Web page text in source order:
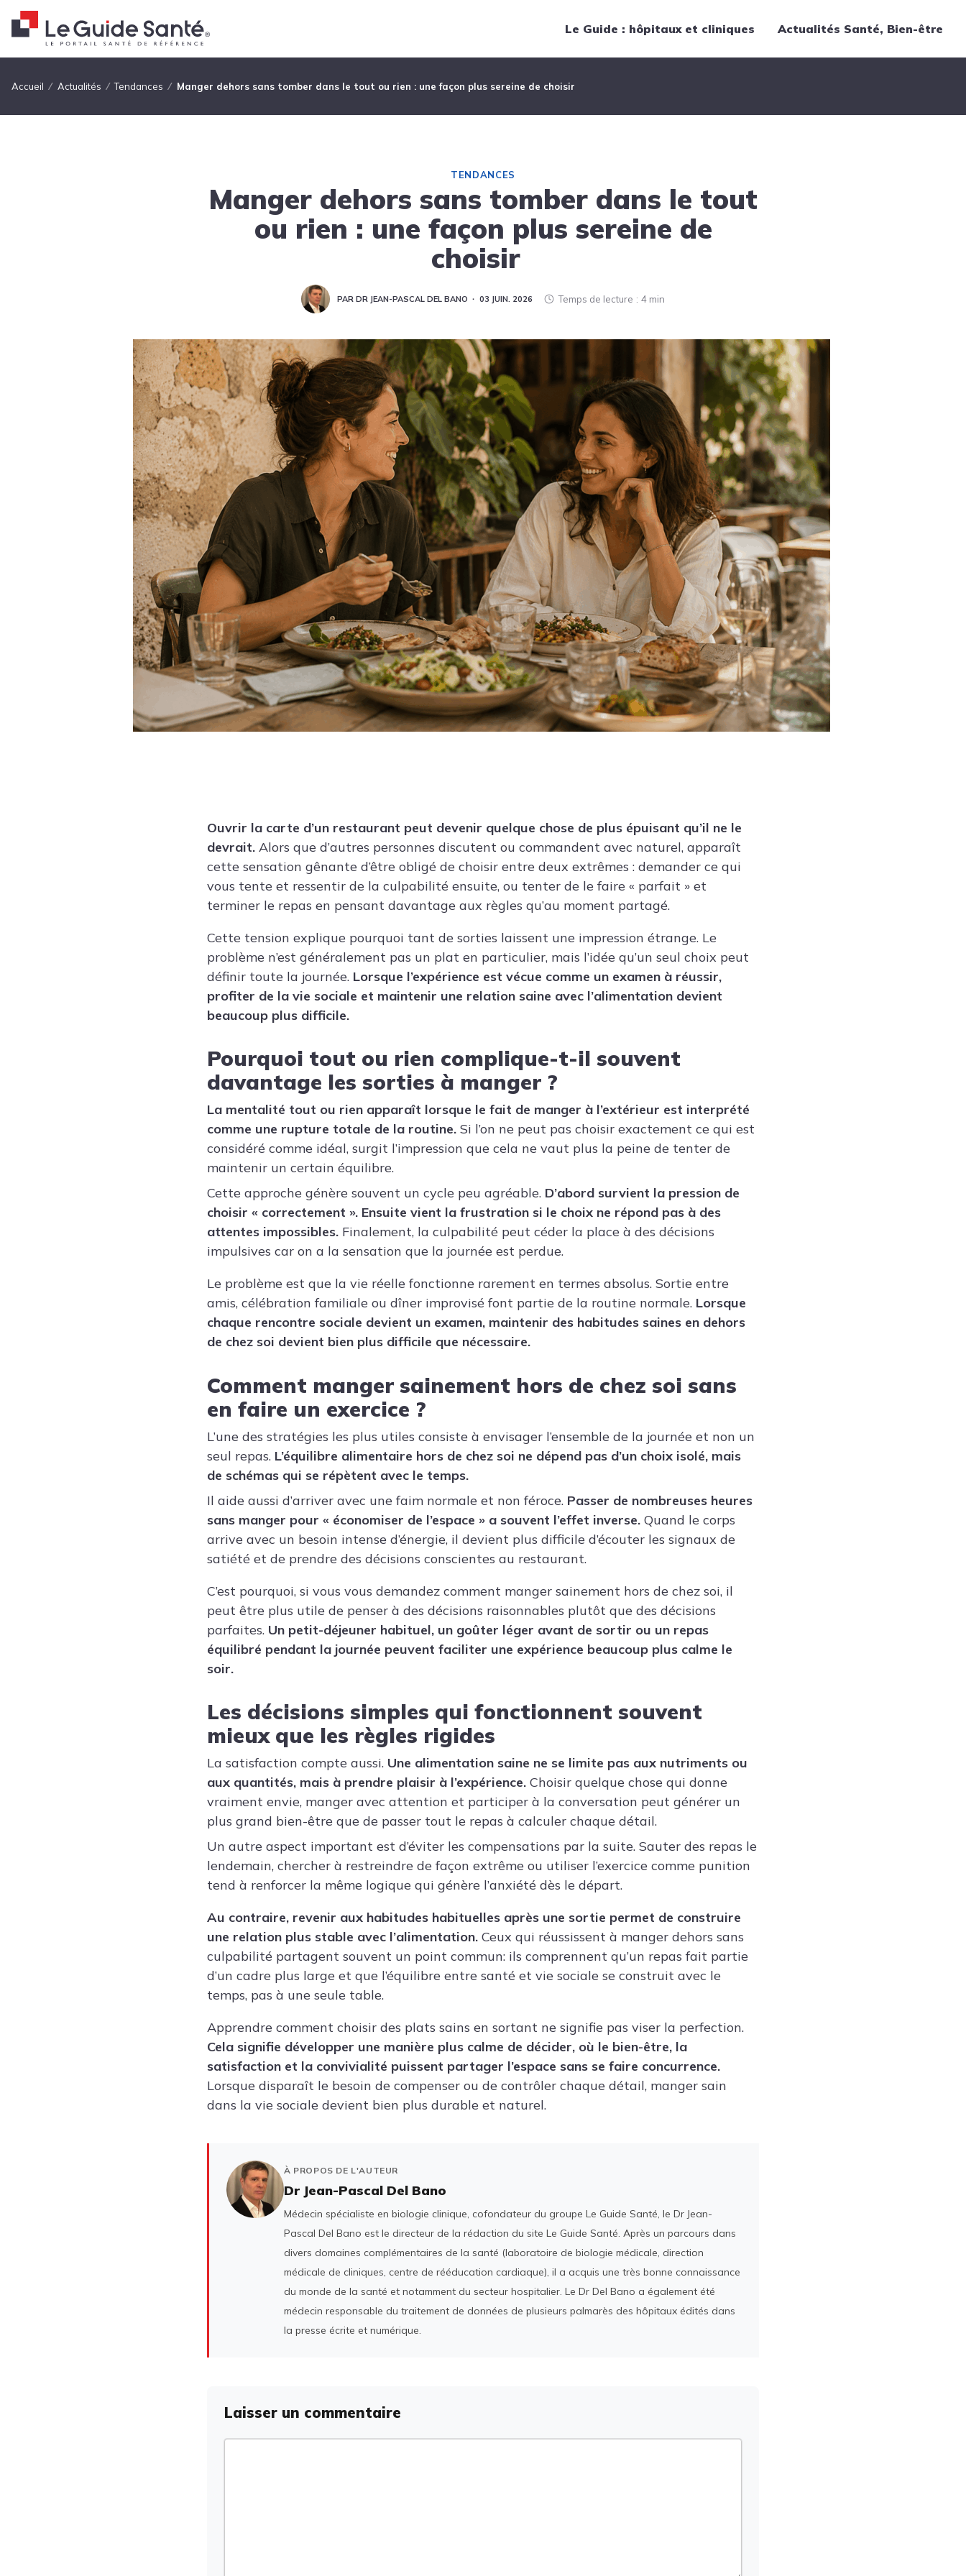
Le Guide : hôpitaux et cliniques Actualités Santé, Bien-être
Medical News in English
Fil d'Ariane
Accueil Actualités Tendances Manger dehors sans tomber dans le tout ou rien : une façon plus sereine de choisir
TENDANCES
Manger dehors sans tomber dans le tout
ou rien : une façon plus sereine de
choisir
PAR DR JEAN-PASCAL DEL BANO 03 JUIN. 2026 Temps de lecture 4 min
Ouvrir la carte d’un restaurant peut devenir quelque chose de plus épuisant qu’il ne le
devrait. Alors que d’autres personnes discutent ou commandent avec naturel, apparaît
cette sensation gênante d’être obligé de choisir entre deux extrêmes : demander ce qui
vous tente et ressentir de la culpabilité ensuite, ou tenter de le faire « parfait » et
terminer le repas en pensant davantage aux règles qu’au moment partagé.
Cette tension explique pourquoi tant de sorties laissent une impression étrange. Le
problème n’est généralement pas un plat en particulier, mais l’idée qu’un seul choix peut
définir toute la journée. Lorsque l’expérience est vécue comme un examen à réussir,
profiter de la vie sociale et maintenir une relation saine avec l’alimentation devient
beaucoup plus difficile.
Pourquoi tout ou rien complique-t-il souvent
davantage les sorties à manger ?
La mentalité tout ou rien apparaît lorsque le fait de manger à l’extérieur est interprété
comme une rupture totale de la routine. Si l’on ne peut pas choisir exactement ce qui est
considéré comme idéal, surgit l’impression que cela ne vaut plus la peine de tenter de
maintenir un certain équilibre.
Cette approche génère souvent un cycle peu agréable. D’abord survient la pression de
choisir « correctement ». Ensuite vient la frustration si le choix ne répond pas à des
attentes impossibles. Finalement, la culpabilité peut céder la place à des décisions
impulsives car on a la sensation que la journée est perdue.
Le problème est que la vie réelle fonctionne rarement en termes absolus. Sortie entre
amis, célébration familiale ou dîner improvisé font partie de la routine normale. Lorsque
chaque rencontre sociale devient un examen, maintenir des habitudes saines en dehors
de chez soi devient bien plus difficile que nécessaire.
Comment manger sainement hors de chez soi sans
en faire un exercice ?
L’une des stratégies les plus utiles consiste à envisager l’ensemble de la journée et non un
seul repas. L’équilibre alimentaire hors de chez soi ne dépend pas d’un choix isolé, mais
de schémas qui se répètent avec le temps.
Il aide aussi d’arriver avec une faim normale et non féroce. Passer de nombreuses heures
sans manger pour « économiser de l’espace » a souvent l’effet inverse. Quand le corps
arrive avec un besoin intense d’énergie, il devient plus difficile d’écouter les signaux de
satiété et de prendre des décisions conscientes au restaurant.
C’est pourquoi, si vous vous demandez comment manger sainement hors de chez soi, il
peut être plus utile de penser à des décisions raisonnables plutôt que des décisions
parfaites. Un petit-déjeuner habituel, un goûter léger avant de sortir ou un repas
équilibré pendant la journée peuvent faciliter une expérience beaucoup plus calme le
soir.
Les décisions simples qui fonctionnent souvent
mieux que les règles rigides
La satisfaction compte aussi. Une alimentation saine ne se limite pas aux nutriments ou
aux quantités, mais à prendre plaisir à l’expérience. Choisir quelque chose qui donne
vraiment envie, manger avec attention et participer à la conversation peut générer un
plus grand bien-être que de passer tout le repas à calculer chaque détail.
Un autre aspect important est d’éviter les compensations par la suite. Sauter des repas le
lendemain, chercher à restreindre de façon extrême ou utiliser l’exercice comme punition
tend à renforcer la même logique qui génère l’anxiété dès le départ.
Au contraire, revenir aux habitudes habituelles après une sortie permet de construire
une relation plus stable avec l’alimentation. Ceux qui réussissent à manger dehors sans
culpabilité partagent souvent un point commun: ils comprennent qu’un repas fait partie
d’un cadre plus large et que l’équilibre entre santé et vie sociale se construit avec le
temps, pas à une seule table.
Apprendre comment choisir des plats sains en sortant ne signifie pas viser la perfection.
Cela signifie développer une manière plus calme de décider, où le bien-être, la
satisfaction et la convivialité puissent partager l’espace sans se faire concurrence.
Lorsque disparaît le besoin de compenser ou de contrôler chaque détail, manger sain
dans la vie sociale devient bien plus durable et naturel.
À PROPOS DE L'AUTEUR
Dr Jean-Pascal Del Bano
Médecin spécialiste en biologie clinique, cofondateur du groupe Le Guide Santé, le Dr Jean-
Pascal Del Bano est le directeur de la rédaction du site Le Guide Santé. Après un parcours dans
divers domaines complémentaires de la santé (laboratoire de biologie médicale, direction
médicale de cliniques, centre de rééducation cardiaque), il a acquis une très bonne connaissance
du monde de la santé et notamment du secteur hospitalier. Le Dr Del Bano a également été
médecin responsable du traitement de données de plusieurs palmarès des hôpitaux édités dans
la presse écrite et numérique.
Laisser un commentaire